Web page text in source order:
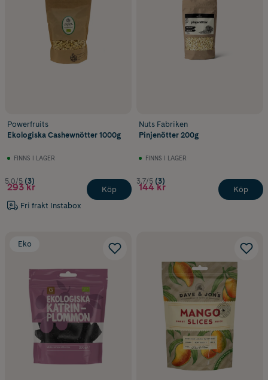
Powerfruits
Ekologiska Cashewnötter 1000g
FINNS I LAGER
5.0/5 (3)
293 kr
Fri frakt Instabox
Köp
Nuts Fabriken
Pinjenötter 200g
FINNS I LAGER
3.7/5 (3)
144 kr Köp
Eko